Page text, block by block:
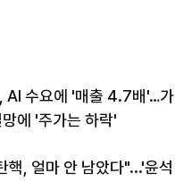
AI 수요에 '매출 4.7배'…가
에 '주가는 하락'
핵, 얼마 안 남았다"...'윤석